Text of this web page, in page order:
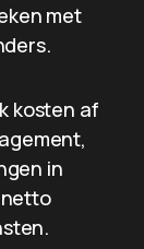
met
kosten af
in